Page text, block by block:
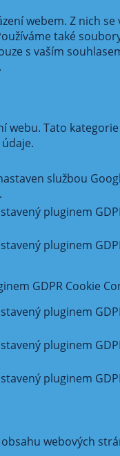
webem. Z nich
také
s vaším
Tato
službou
pluginem
pluginem
GDPR Cookie
pluginem
pluginem
pluginem
webových